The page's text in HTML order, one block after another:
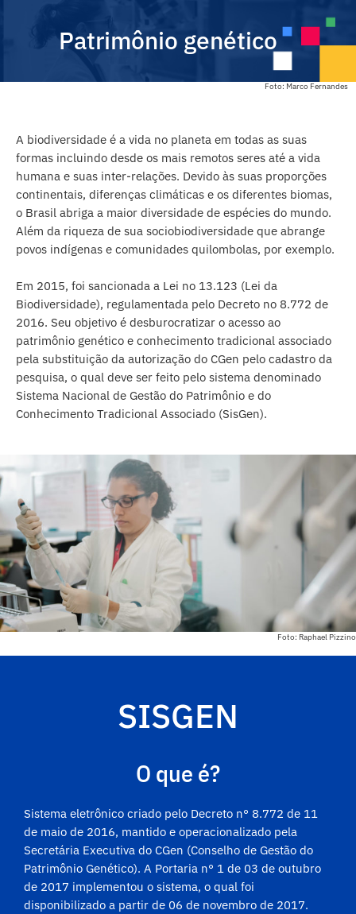
Patrimônio genético
Foto: Marco Fernandes
A biodiversidade é a vida no planeta em todas as suas
formas incluindo desde os mais remotos seres até a vida
humana e suas inter-relações. Devido às suas proporções
continentais, diferenças climáticas e os diferentes biomas,
o Brasil abriga a maior diversidade de espécies do mundo.
Além da riqueza de sua sociobiodiversidade que abrange
povos indígenas e comunidades quilombolas, por exemplo.
Em 2015, foi sancionada a Lei no 13.123 (Lei da
Biodiversidade), regulamentada pelo Decreto no 8.772 de
2016. Seu objetivo é desburocratizar o acesso ao
patrimônio genético e conhecimento tradicional associado
pela substituição da autorização do CGen pelo cadastro da
pesquisa, o qual deve ser feito pelo sistema denominado
Sistema Nacional de Gestão do Patrimônio e do
Conhecimento Tradicional Associado (SisGen).
Foto: Raphael Pizzino
SISGEN
O que é?
Sistema eletrônico criado pelo Decreto n° 8.772 de 11
de maio de 2016, mantido e operacionalizado pela
Secretária Executiva do CGen (Conselho de Gestão do
Patrimônio Genético). A Portaria n° 1 de 03 de outubro
de 2017 implementou o sistema, o qual foi
disponibilizado a partir de 06 de novembro de 2017.